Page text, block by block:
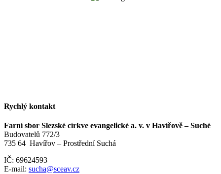
Rychlý kontakt
Farní sbor Slezské církve evangelické a. v. v Havířově – Suché
Budovatelů 772/3
735 64 Havířov – Prostřední Suchá
IČ: 69624593
E-mail: sucha@sceav.cz